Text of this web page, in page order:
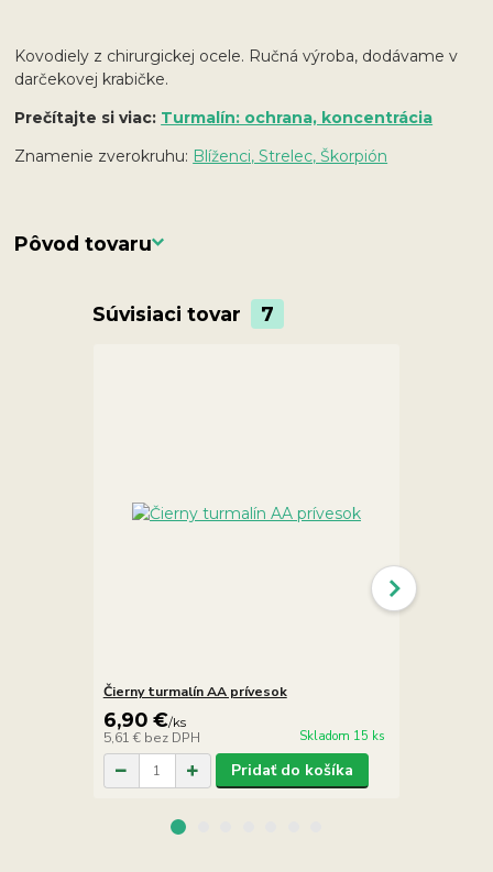
Kovodiely z chirurgickej ocele. Ručná výroba, dodávame v
darčekovej krabičke.
Prečítajte si viac: Turmalín: ochrana, koncentrácia
Znamenie zverokruhu: Blíženci, Strelec, Škorpión
Pôvod tovaru
Súvisiaci tovar 7
Čierny turmalín AA prívesok
6,90 €/ks
5,61 € bez DPH Skladom 15 ks
Pridať do košíka